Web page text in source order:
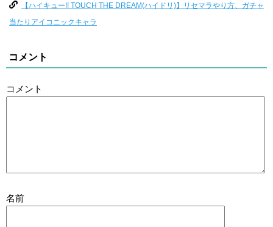
【ハイキュー!! TOUCH THE DREAM(ハイドリ)】リセマラやり方、ガチャ
当たりアイコニックキャラ
コメント
コメント
名前